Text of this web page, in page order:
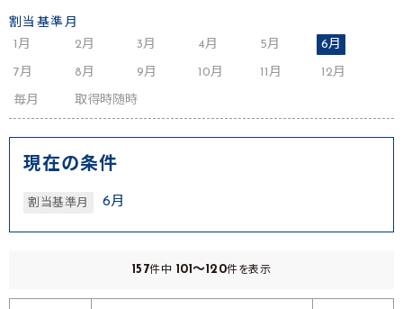
割当基準月
1月
2月 3月 4月 5月 6月
7月 8月 9月 10月 11月 12月
毎月 取得時随時
現在の条件
割当基準月 6月
157件中 101～120件を表示